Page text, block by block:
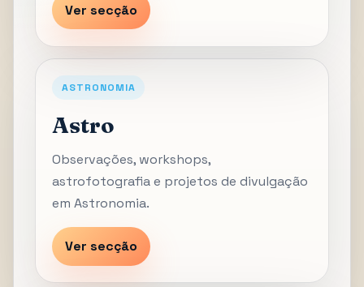
Ver secção
ASTRONOMIA
Astro
Observações, workshops,
astrofotografia e projetos de divulgação
em Astronomia.
Ver secção